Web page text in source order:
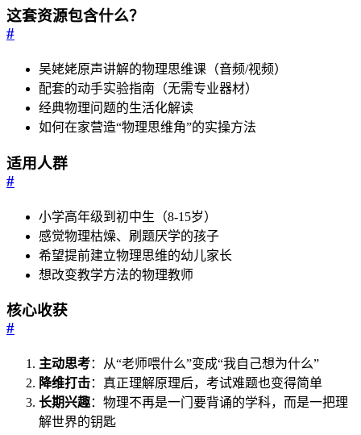
这套资源包含什么？
#
吴姥姥原声讲解的物理思维课（音频/视频）
配套的动手实验指南（无需专业器材）
经典物理问题的生活化解读
如何在家营造“物理思维角”的实操方法
适用人群
#
小学高年级到初中生（8-15岁）
感觉物理枯燥、刷题厌学的孩子
希望提前建立物理思维的幼儿家长
想改变教学方法的物理教师
核心收获
#
主动思考：从“老师喂什么”变成“我自己想为什么”
降维打击：真正理解原理后，考试难题也变得简单
长期兴趣：物理不再是一门要背诵的学科，而是一把理
解世界的钥匙